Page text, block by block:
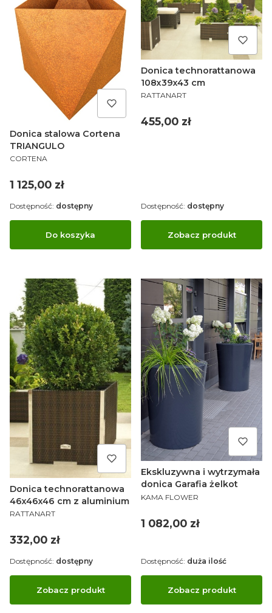
Donica stalowa Cortena
TRIANGULO
PRODUCENT
CORTENA
Cena
1 125,00 zł
Do koszyka
Dostępność: dostępny
Donica technorattanowa
108x39x43 cm
PRODUCENT
RATTANART
Cena
455,00 zł
Zobacz produkt
Dostępność: dostępny
Donica technorattanowa
46x46x46 cm z aluminium
PRODUCENT
RATTANART
Cena
332,00 zł
Zobacz produkt
Dostępność: dostępny
Ekskluzywna i wytrzymała
donica Garafia żelkot
PRODUCENT
KAMA FLOWER
Cena
1 082,00 zł
Zobacz produkt
Dostępność: duża ilość